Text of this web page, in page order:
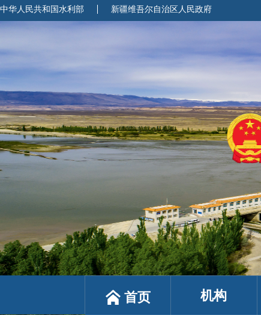
中华人民共和国水利部 新疆维吾尔自治区人民政府
首页 机构